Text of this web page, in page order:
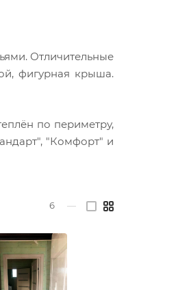
Отличительные
фигурная крыша.
по периметру,
"Комфорт" и
6 —